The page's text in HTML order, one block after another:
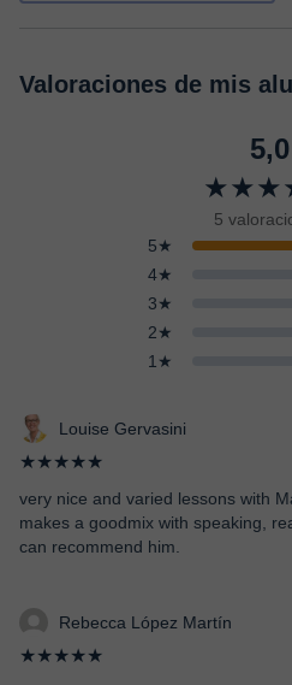
Valoraciones de mis
5,0
5
5★
4★
3★
2★
1★
Louise Gervasini
★★★★★
very nice and varied lessons with
makes a goodmix with speaking,
can recommend him.
Rebecca López Martín
★★★★★